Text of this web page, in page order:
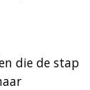
die de stap